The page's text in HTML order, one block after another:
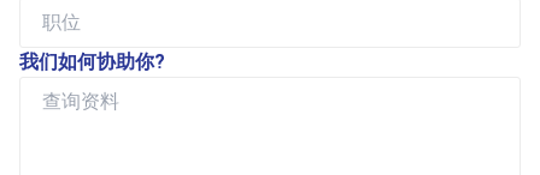
我们如何协助你?